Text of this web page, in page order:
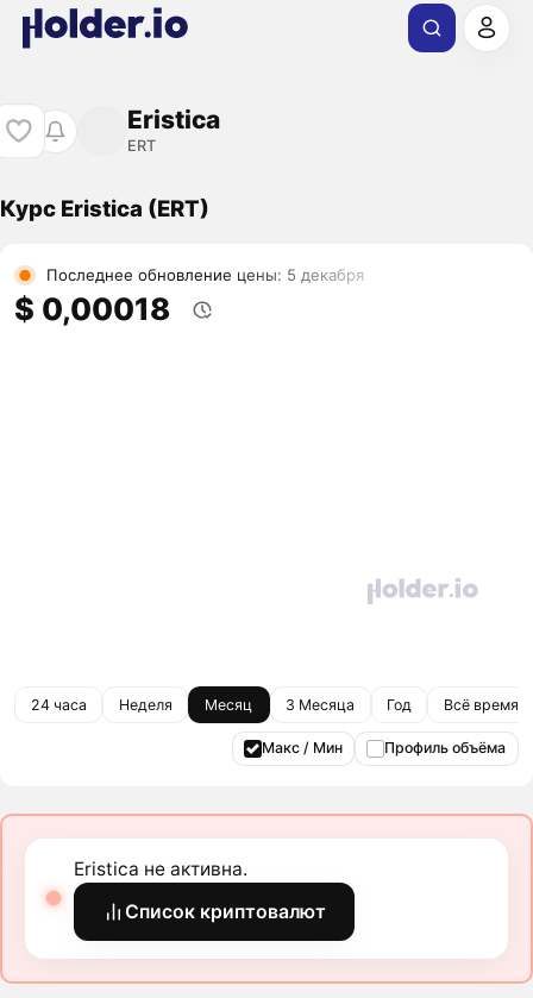
Eristica
ERT
Курс Eristica (ERT)
Последнее обновление цены: 5 декабря
$ 0,00018
24 часа Неделя Месяц 3 Месяца Год Всё время
Макс / Мин Профиль объёма
Eristica не активна.
Список криптовалют